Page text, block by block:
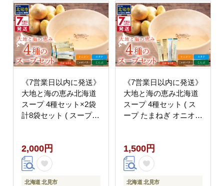
《7営業日以内に発送》
大地と海の恵み北海道
スープ 4種セット×2袋
計8袋セット ( スープ
ぶ ほたて 帆立 野菜 小
分け )【125-0116】
2,000円
北海道 北見市
《7営業日以内に発送》
大地と海の恵み北海道
スープ 4種セット ( ス
ープ たまねぎ オニオン
菜 小分け )【125-
0132】
1,500円
北海道 北見市